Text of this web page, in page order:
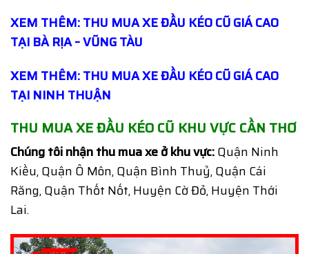
XEM THÊM: THU MUA XE ĐẦU KÉO CŨ GIÁ CAO
TẠI BÀ RỊA – VŨNG TÀU
XEM THÊM: THU MUA XE ĐẦU KÉO CŨ GIÁ CAO
TẠI NINH THUẬN
THU MUA XE ĐẦU KÉO CŨ KHU VỰC CẦN THƠ
Chúng tôi nhận thu mua xe ở khu vực:Quận Ninh
Kiều, Quận Ô Môn, Quận Bình Thuỷ, Quận Cái
Răng, Quận Thốt Nốt, Huyện Cờ Đỏ, Huyện Thới
Lai.